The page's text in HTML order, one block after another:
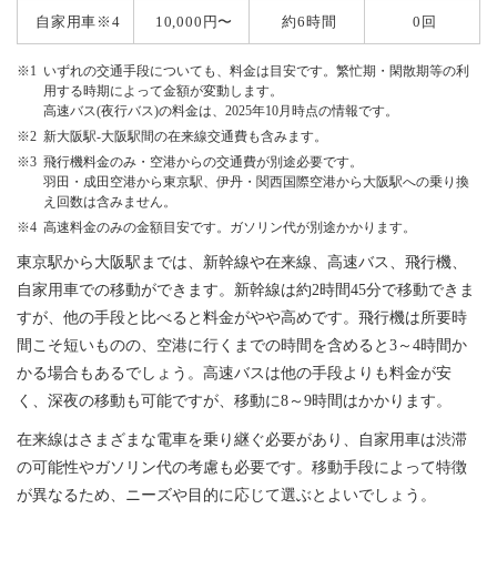
自家用車※4 10,000円〜 約6時間 0回
いずれの交通手段についても、料金は目安です。繁忙期・閑散期等の利
用する時期によって金額が変動します。
高速バス(夜行バス)の料金は、2025年10月時点の情報です。
新大阪駅-大阪駅間の在来線交通費も含みます。
飛行機料金のみ・空港からの交通費が別途必要です。
羽田・成田空港から東京駅、伊丹・関西国際空港から大阪駅への乗り換
え回数は含みません。
高速料金のみの金額目安です。ガソリン代が別途かかります。
東京駅から大阪駅までは、新幹線や在来線、高速バス、飛行機、
自家用車での移動ができます。新幹線は約2時間45分で移動できま
すが、他の手段と比べると料金がやや高めです。飛行機は所要時
間こそ短いものの、空港に行くまでの時間を含めると3～4時間か
かる場合もあるでしょう。高速バスは他の手段よりも料金が安
く、深夜の移動も可能ですが、移動に8～9時間はかかります。
在来線はさまざまな電車を乗り継ぐ必要があり、自家用車は渋滞
の可能性やガソリン代の考慮も必要です。移動手段によって特徴
が異なるため、ニーズや目的に応じて選ぶとよいでしょう。